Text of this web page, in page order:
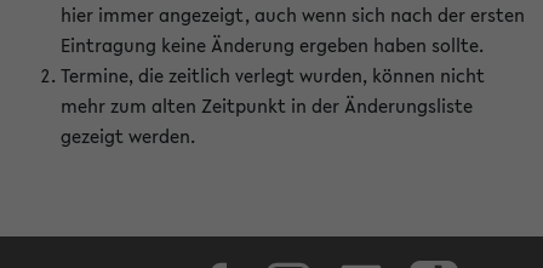
hier immer angezeigt, auch wenn sich nach der ersten
Eintragung keine Änderung ergeben haben sollte.
Termine, die zeitlich verlegt wurden, können nicht
mehr zum alten Zeitpunkt in der Änderungsliste
gezeigt werden.